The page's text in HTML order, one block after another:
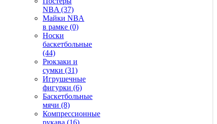
NBA (37)
Майки NBA
в рамке (0)
Носки
баскетбольные
(44)
Рюкзаки и
сумки (31)
Игрушечные
фигурки (6)
Баскетбольные
мячи (8)
Компрессионные
рукава (16)